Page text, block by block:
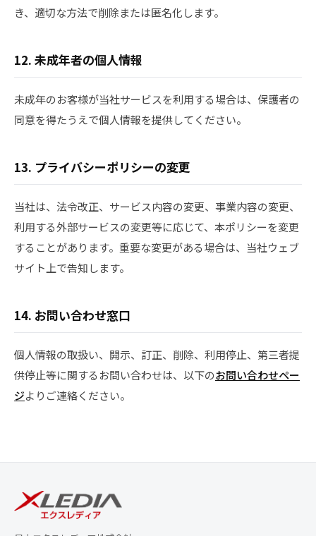
き、適切な方法で削除または匿名化します。
12. 未成年者の個人情報
未成年のお客様が当社サービスを利用する場合は、保護者の
同意を得たうえで個人情報を提供してください。
13. プライバシーポリシーの変更
当社は、法令改正、サービス内容の変更、事業内容の変更、
利用する外部サービスの変更等に応じて、本ポリシーを変更
することがあります。重要な変更がある場合は、当社ウェブ
サイト上で告知します。
14. お問い合わせ窓口
個人情報の取扱い、開示、訂正、削除、利用停止、第三者提
供停止等に関するお問い合わせは、以下のお問い合わせペー
ジよりご連絡ください。